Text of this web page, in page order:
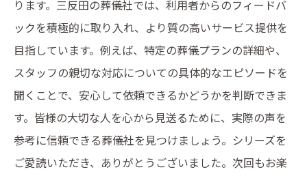
ります。三反田の葬儀社では、利用者からのフィードバ
ックを積極的に取り入れ、より質の高いサービス提供を
目指しています。例えば、特定の葬儀プランの詳細や、
スタッフの親切な対応についての具体的なエピソードを
聞くことで、安心して依頼できるかどうかを判断できま
す。皆様の大切な人を心から見送るために、実際の声を
参考に信頼できる葬儀社を見つけましょう。シリーズを
ご愛読いただき、ありがとうございました。次回もお楽